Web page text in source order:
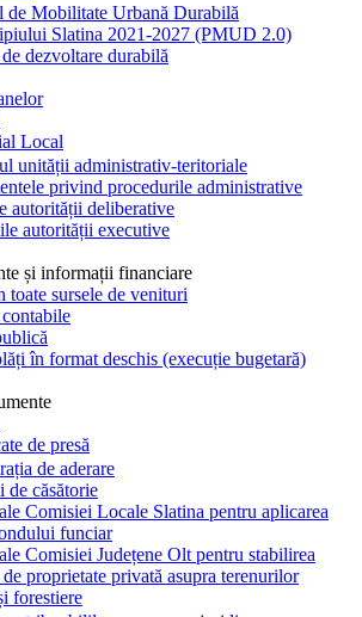
de Mobilitate Urbană Durabilă
Slatina 2021-2027 (PMUD 2.0)
dezvoltare durabilă
Local
unității administrativ-teritoriale
privind procedurile administrative
autorității deliberative
autorității executive
și informații financiare
toate sursele de venituri
în format deschis (execuție bugetară)
de presă
de aderare
de căsătorie
Comisiei Locale Slatina pentru aplicarea
funciar
Comisiei Județene Olt pentru stabilirea
proprietate privată asupra terenurilor
forestiere